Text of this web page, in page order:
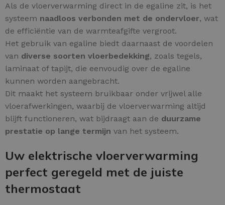
Als de vloerverwarming direct in de egaline zit, is het
systeem naadloos verbonden met de ondervloer, wat
de efficiëntie van de warmteafgifte vergroot.
Het gebruik van egaline biedt daarnaast de voordelen
van diverse soorten vloerbedekking, zoals tegels,
laminaat of tapijt, die eenvoudig over de egaline
kunnen worden aangebracht.
Dit maakt het systeem bruikbaar onder vrijwel alle
vloerafwerkingen, waarbij de vloerverwarming altijd
blijft functioneren, wat bijdraagt aan de duurzame
prestatie op lange termijn van het systeem.
Uw elektrische vloerverwarming
perfect geregeld met de juiste
thermostaat